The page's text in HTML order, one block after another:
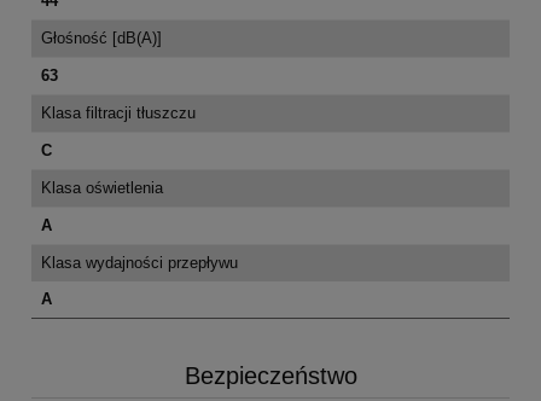
Głośność [dB(A)]
63
Klasa filtracji tłuszczu
C
Klasa oświetlenia
A
Klasa wydajności przepływu
A
Bezpieczeństwo